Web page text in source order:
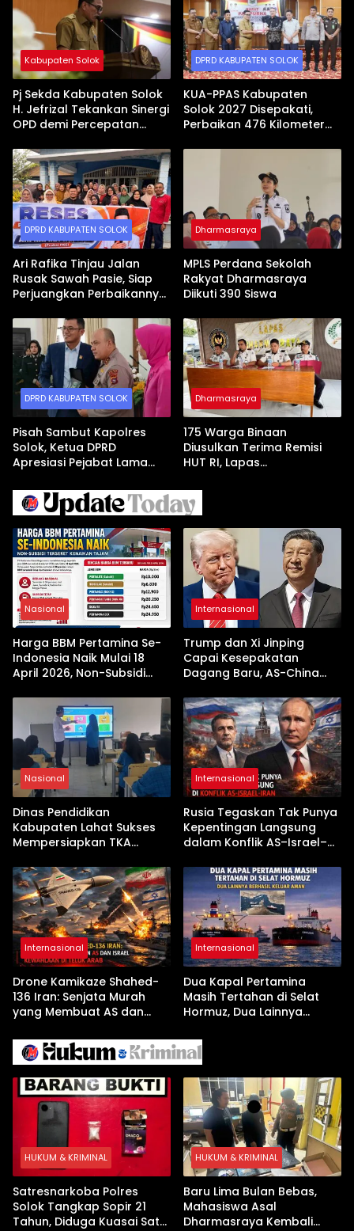
Kabupaten Solok
Pj Sekda Kabupaten Solok
H. Jefrizal Tekankan Sinergi
OPD demi Percepatan
DPRD KABUPATEN SOLOK
KUA-PPAS Kabupaten
Solok 2027 Disepakati,
Perbaikan 476 Kilometer
DPRD KABUPATEN SOLOK
Ari Rafika Tinjau Jalan
Rusak Sawah Pasie, Siap
Perjuangkan Perbaikannya
Dharmasraya
MPLS Perdana Sekolah
Rakyat Dharmasraya
Diikuti 390 Siswa
DPRD KABUPATEN SOLOK
Pisah Sambut Kapolres
Solok, Ketua DPRD
Apresiasi Pejabat Lama
Dharmasraya
175 Warga Binaan
Diusulkan Terima Remisi
HUT RI, Lapas
TPP
Nasional
Harga BBM Pertamina Se-
Indonesia Naik Mulai 18
April 2026, Non-Subsidi
Internasional
Trump dan Xi Jinping
Capai Kesepakatan
Dagang Baru, AS-China
Jelang Kunjungan Beijing
Nasional
Dinas Pendidikan
Kabupaten Lahat Sukses
Mempersiapkan TKA
Pembekalan Latihan Soal
Tanpa Internet
Internasional
Rusia Tegaskan Tak Punya
Kepentingan Langsung
dalam Konflik AS–Israel–
Internasional
Drone Kamikaze Shahed-
136 Iran: Senjata Murah
yang Membuat AS dan
Arab
Internasional
Dua Kapal Pertamina
Masih Tertahan di Selat
Hormuz, Dua Lainnya
HUKUM & KRIMINAL
Satresnarkoba Polres
Solok Tangkap Sopir 21
Tahun, Diduga Kuasai Satu
HUKUM & KRIMINAL
Baru Lima Bulan Bebas,
Mahasiswa Asal
Dharmasraya Kembali